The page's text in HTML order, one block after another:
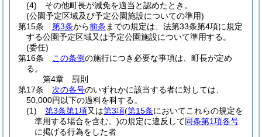
(4)
その他町長が減免を適当と認めたとき。
(公園予定区域及び予定公園施設についての準用)
第15条
第3条から前条 までの規定は、法第33条第4項に規定
する公園予定区域又は予定公園施設について準用する。
(委任)
第16条
この条例の施行につき必要な事項は、町長が定め
る。
第4章
罰則
第17条
次の各号のいずれかに該当する者に対しては、
50,000円以下の過料を科する。
(1)
第3条第1項又は第3項(第15条においてこれらの規定を
準用する場合を含む。)の規定に違反して同条第1項各号
に掲げる行為をした者